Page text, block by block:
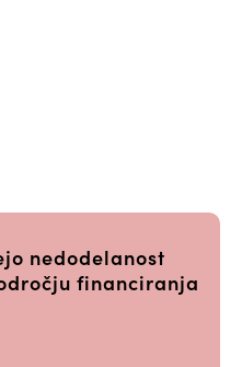
nedodelanost
financiranja